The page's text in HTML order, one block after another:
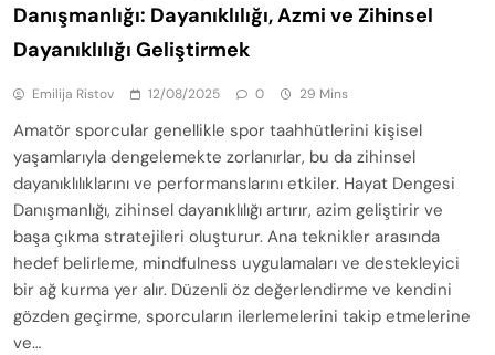
Danışmanlığı: Dayanıklılığı, Azmi ve Zihinsel
Dayanıklılığı Geliştirmek
Emilija Ristov 12/08/2025 0 29 Mins
Amatör sporcular genellikle spor taahhütlerini kişisel
yaşamlarıyla dengelemekte zorlanırlar, bu da zihinsel
dayanıklılıklarını ve performanslarını etkiler. Hayat Dengesi
Danışmanlığı, zihinsel dayanıklılığı artırır, azim geliştirir ve
başa çıkma stratejileri oluşturur. Ana teknikler arasında
hedef belirleme, mindfulness uygulamaları ve destekleyici
bir ağ kurma yer alır. Düzenli öz değerlendirme ve kendini
gözden geçirme, sporcuların ilerlemelerini takip etmelerine
ve…